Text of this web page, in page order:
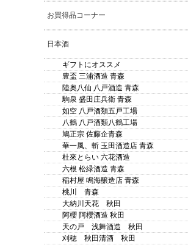
お買得品コーナー
日本酒
ギフトにオススメ
豊盃 三浦酒造 青森
陸奥八仙 八戸酒造 青森
駒泉 盛田庄兵衛 青森
如空 八戸酒類五戸工場
八鶴 八戸酒類八鶴工場
鳩正宗 佐藤企青森
華一風、斬 玉田酒造店 青森
杜來とらい 六花酒造
六根 松緑酒造 青森
稲村屋 鳴海醸造店 青森
桃川 青森
大納川天花 秋田
阿櫻 阿櫻酒造 秋田
天の戸 浅舞酒造 秋田
刈穂 秋田清酒 秋田